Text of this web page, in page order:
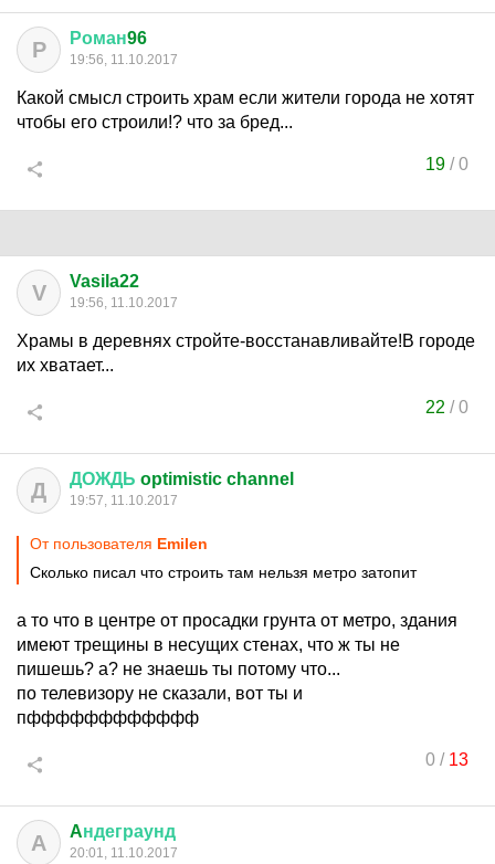
Р Роман96
19:56, 11.10.2017
Какой смысл строить храм если жители города не хотят
чтобы его строили!? что за бред...
19 /0
V Vasila22
19:56, 11.10.2017
Храмы в деревнях стройте-восстанавливайте!В городе
их хватает...
22 /0
Д ДОЖДЬ optimistic channel
19:57, 11.10.2017
От пользователя Emilen
Сколько писал что строить там нельзя метро затопит
а то что в центре от просадки грунта от метро, здания
имеют трещины в несущих стенах, что ж ты не
пишешь? а? не знаешь ты потому что...
по телевизору не сказали, вот ты и
пфффффффффффф
0 / 13
A Aндеграунд
20:01, 11.10.2017